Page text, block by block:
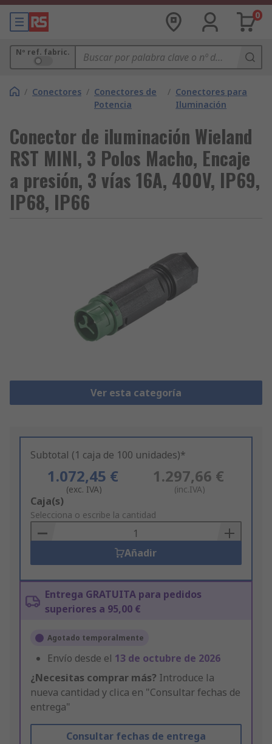
0
Nº ref. fabric.
/ Conectores / Conectores de
Potencia
/ Conectores para
Iluminación
Conector de iluminación Wieland
RST MINI, 3 Polos Macho, Encaje
a presión, 3 vías 16A, 400V, IP69,
IP68, IP66
Ver esta categoría
Subtotal (1 caja de 100 unidades)*
1.072,45 €
(exc. IVA)
1.297,66 €
(inc.IVA)
Add
to
Basket
Caja(s)
Selecciona o escribe la cantidad
Añadir
Entrega GRATUITA para pedidos
superiores a 95,00 €
Agotado temporalmente
Envío desde el 13 de octubre de 2026
¿Necesitas comprar más? Introduce la
nueva cantidad y clica en "Consultar fechas de
entrega"
Consultar fechas de entrega